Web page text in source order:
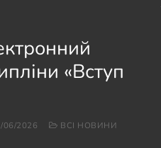
«Вступ
06/2026
ВСІ НОВИНИ